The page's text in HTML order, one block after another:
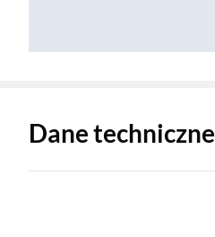
Dane techniczne